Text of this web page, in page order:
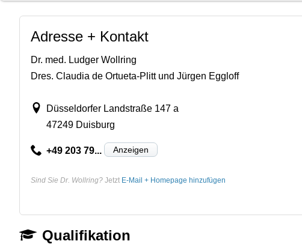
Adresse + Kontakt
Dr. med. Ludger Wollring
Dres. Claudia de Ortueta-Plitt und Jürgen Eggloff
Düsseldorfer Landstraße 147 a
47249 Duisburg
+49 203 79... Anzeigen
Sind Sie Dr. Wollring? Jetzt E-Mail + Homepage hinzufügen
Qualifikation